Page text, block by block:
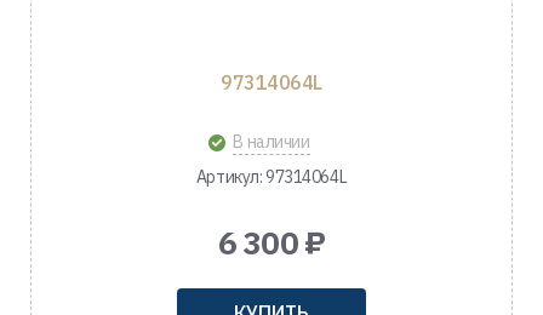
97314064L
В наличии
Артикул: 97314064L
6 300 ₽